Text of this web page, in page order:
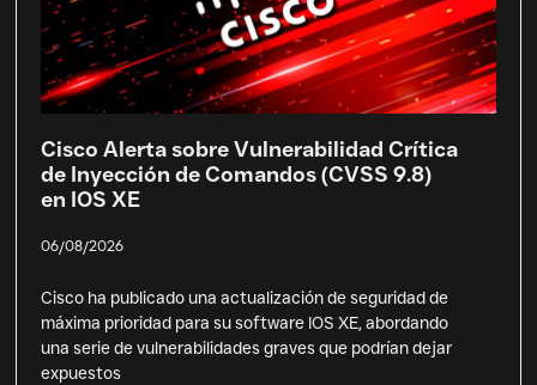
Cisco Alerta sobre Vulnerabilidad Crítica
de Inyección de Comandos (CVSS 9.8)
en IOS XE
06/08/2026
Cisco ha publicado una actualización de seguridad de
máxima prioridad para su software IOS XE, abordando
una serie de vulnerabilidades graves que podrían dejar
expuestos